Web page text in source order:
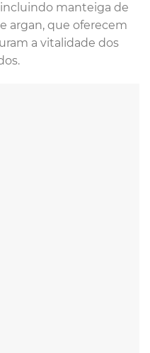
manteiga de
argan, que oferecem
a vitalidade dos